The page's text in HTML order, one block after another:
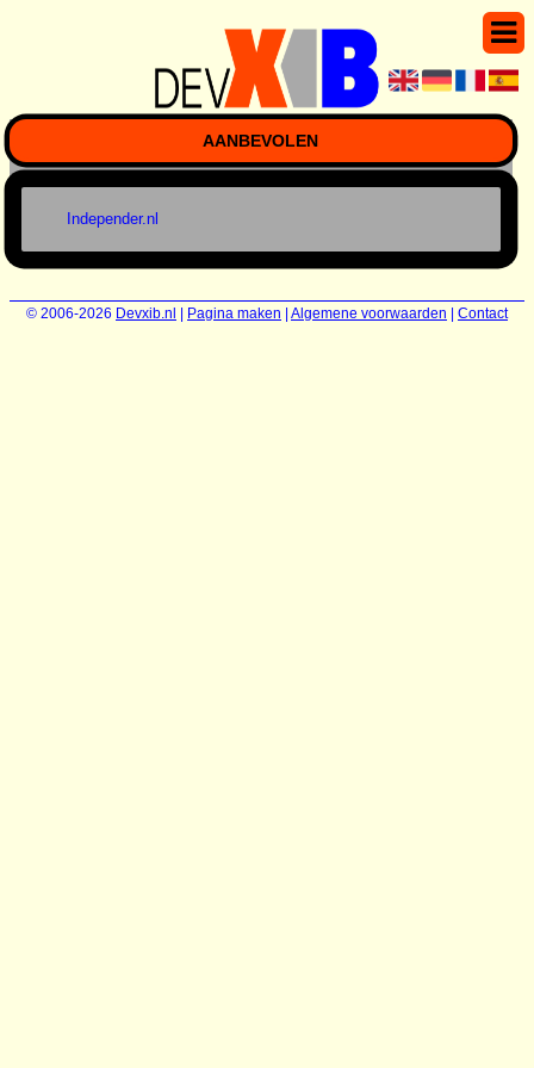
AANBEVOLEN
Independer.nl
© 2006-2026 Devxib.nl Pagina maken Algemene voorwaarden Contact